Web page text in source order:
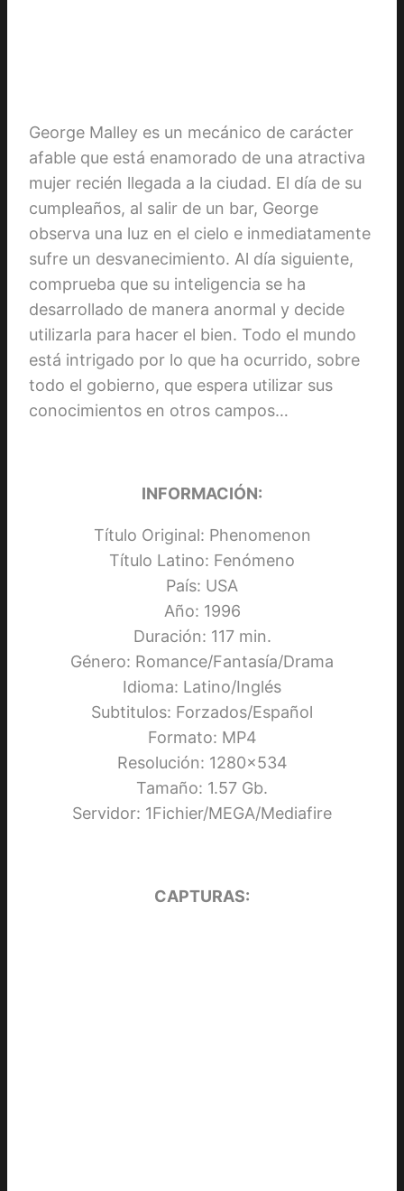
George Malley es un mecánico de carácter
afable que está enamorado de una atractiva
mujer recién llegada a la ciudad. El día de su
cumpleaños, al salir de un bar, George
observa una luz en el cielo e inmediatamente
sufre un desvanecimiento. Al día siguiente,
comprueba que su inteligencia se ha
desarrollado de manera anormal y decide
utilizarla para hacer el bien. Todo el mundo
está intrigado por lo que ha ocurrido, sobre
todo el gobierno, que espera utilizar sus
conocimientos en otros campos…
INFORMACIÓN:
Título Original: Phenomenon
Título Latino: Fenómeno
País: USA
Año: 1996
Duración: 117 min.
Género: Romance/Fantasía/Drama
Idioma: Latino/Inglés
Subtitulos: Forzados/Español
Formato: MP4
Resolución: 1280×534
Tamaño: 1.57 Gb.
Servidor: 1Fichier/MEGA/Mediafire
CAPTURAS: